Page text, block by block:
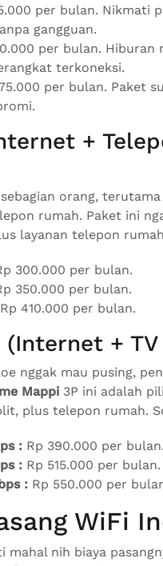
per bulan. Nikmati
gangguan.
per bulan.
terkoneksi.
per bulan. Paket
+
orang,
rumah. Paket ini
layanan telepon
300.000 per bulan.
350.000 per bulan.
Rp 410.000 per bulan.
+ TV
nggak mau pusing,
Mappi 3P ini adalah
plus telepon rumah.
: Rp 390.000 per bulan.
: Rp 515.000 per bulan.
: Rp 550.000 per
WiFi
nih biaya